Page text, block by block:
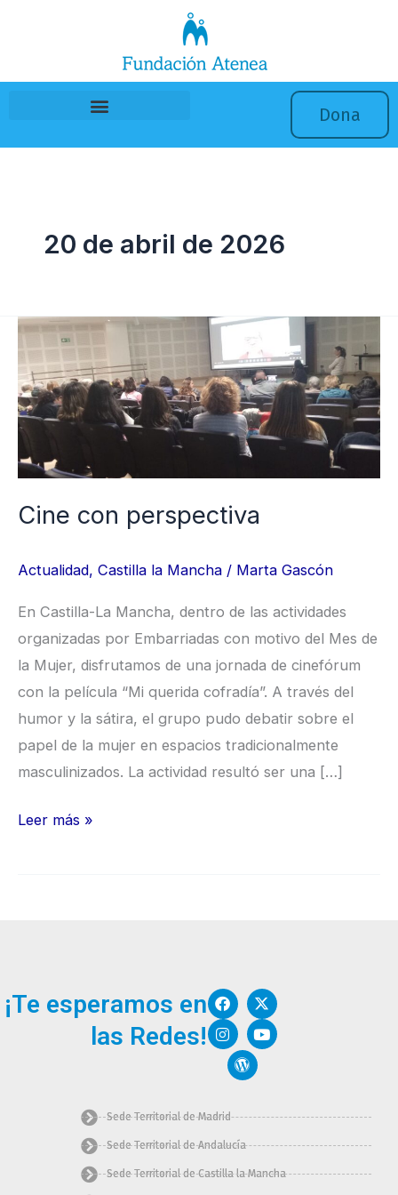
Dona
20 de abril de 2026
Cine con perspectiva
Actualidad, Castilla la Mancha / Marta Gascón
En Castilla-La Mancha, dentro de las actividades
organizadas por Embarriadas con motivo del Mes de
la Mujer, disfrutamos de una jornada de cinefórum
con la película “Mi querida cofradía”. A través del
humor y la sátira, el grupo pudo debatir sobre el
papel de la mujer en espacios tradicionalmente
masculinizados. La actividad resultó ser una […]
Cine
perspectiva
Leer más »
¡Te esperamos en
las Redes!
F
a
c
e
b
o
X
-
t
w
i
r
I
n
s
t
a
g
m
Y
o
u
t
u
W
o
d
p
r
e
s
Sede Territorial de Madrid
Sede Territorial de Andalucía
Sede Territorial de Castilla la Mancha